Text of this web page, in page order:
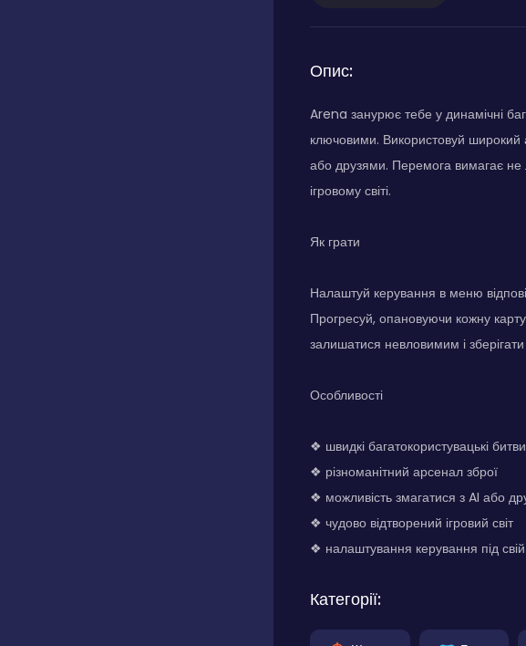
Опис:
Arena занурює тебе у динамічні
ключовими. Використовуй широкий
або друзями. Перемога вимагає не
ігровому світі.
Як грати
Налаштуй керування в меню
Прогресуй, опановуючи кожну
залишатися невловимим і
Особливості
❖ швидкі багатокористувацькі битви
❖ різноманітний арсенал зброї
❖ можливість змагатися з AI або
❖ чудово відтворений ігровий світ
❖ налаштування керування під
Категорії: